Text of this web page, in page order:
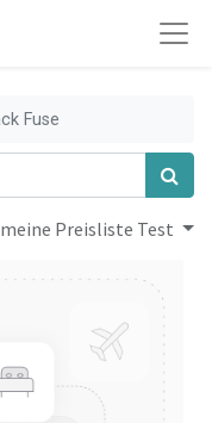
Fuse
Preisliste Test